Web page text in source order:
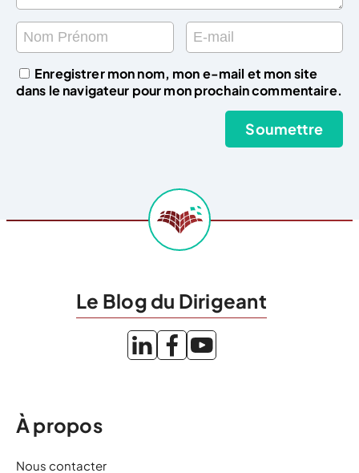
Enregistrer mon nom, mon e-mail et mon site
dans le navigateur pour mon prochain commentaire.
Le Blog du Dirigeant
À propos
Nous contacter